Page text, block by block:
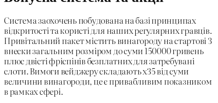
Система заохочень побудована на базі принципах
відкритості та користі для наших регулярних гравців.
Привітальний пакет містить винагороду на стартові 3
внески загальним розміром до суми 150000 гривень
плюс двісті фріспінів безплатних для затребувані
слоти. Вимоги вейджеру складають х35 від суми
величини винагороди, це є привабливим показником
в рамках сфері.